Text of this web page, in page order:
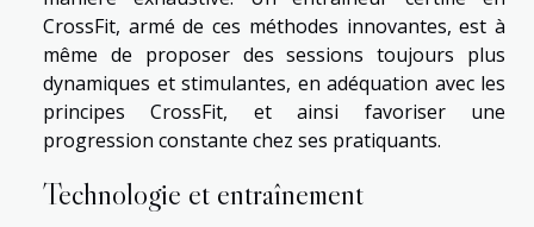
CrossFit, armé de ces méthodes innovantes, est à
même de proposer des sessions toujours plus
dynamiques et stimulantes, en adéquation avec les
principes CrossFit, et ainsi favoriser une
progression constante chez ses pratiquants.
Technologie et entraînement